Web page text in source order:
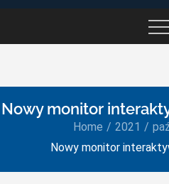
OJCA
Nowy monitor
Home 2021
Nowy monitor